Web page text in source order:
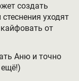
создать
уходят
от
Аню и точно